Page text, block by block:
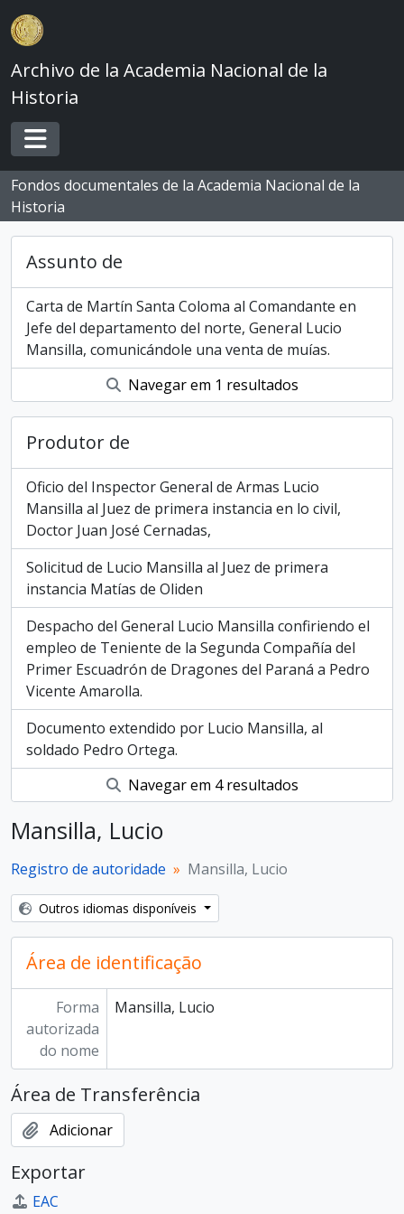
Skip to main content
Archivo de la Academia Nacional de la
Historia
Toggle navigation
Fondos documentales de la Academia Nacional de la
Historia
Assunto de
Carta de Martín Santa Coloma al Comandante en
Jefe del departamento del norte, General Lucio
Mansilla, comunicándole una venta de muías.
Navegar em 1 resultados
Produtor de
Oficio del Inspector General de Armas Lucio
Mansilla al Juez de primera instancia en lo civil,
Doctor Juan José Cernadas,
Solicitud de Lucio Mansilla al Juez de primera
instancia Matías de Oliden
Despacho del General Lucio Mansilla confiriendo el
empleo de Teniente de la Segunda Compañía del
Primer Escuadrón de Dragones del Paraná a Pedro
Vicente Amarolla.
Documento extendido por Lucio Mansilla, al
soldado Pedro Ortega.
Navegar em 4 resultados
Mansilla, Lucio
Registro de autoridade Mansilla, Lucio
Outros idiomas disponíveis
Área de identificação
Forma
autorizada
do nome
Mansilla, Lucio
Área de Transferência
Adicionar
Exportar
EAC